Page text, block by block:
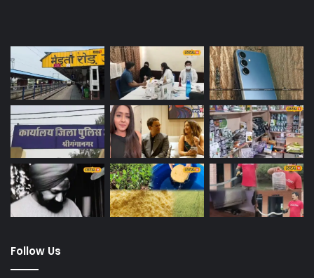
Follow Us